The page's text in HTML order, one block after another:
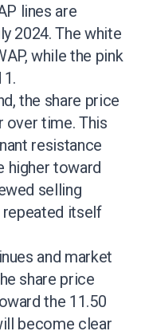
lines are
2024. The white
while the pink
the share price
over time. This
resistance
higher toward
selling
repeated itself
and market
share price
the 11.50
become clear